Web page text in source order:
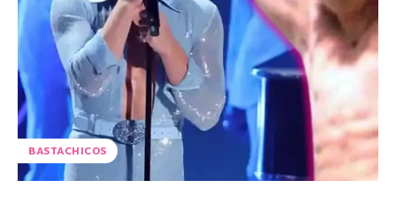
BASTACHICOS